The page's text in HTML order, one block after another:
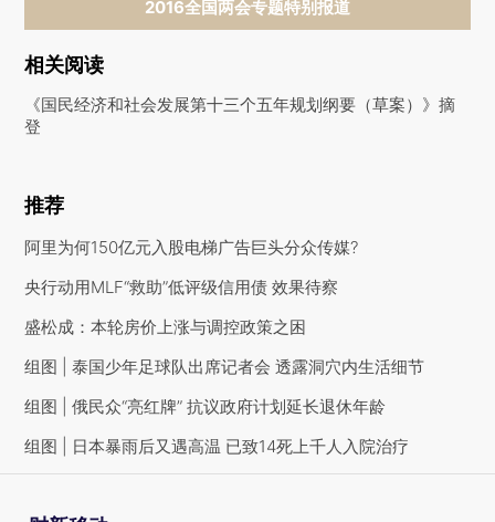
2016全国两会专题特别报道
相关阅读
《国民经济和社会发展第十三个五年规划纲要（草案）》摘
登
推荐
阿里为何150亿元入股电梯广告巨头分众传媒?
央行动用MLF“救助”低评级信用债 效果待察
盛松成：本轮房价上涨与调控政策之困
组图 | 泰国少年足球队出席记者会 透露洞穴内生活细节
组图 | 俄民众“亮红牌” 抗议政府计划延长退休年龄
组图 | 日本暴雨后又遇高温 已致14死上千人入院治疗